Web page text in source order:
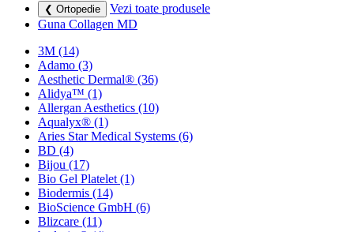
❮ Ortopedie
Vezi toate produsele
Guna Collagen MD
3M (14)
Adamo (3)
Aesthetic Dermal® (36)
Alidya™ (1)
Allergan Aesthetics (10)
Aqualyx® (1)
Aries Star Medical Systems (6)
BD (4)
Bijou (17)
Bio Gel Platelet (1)
Biodermis (14)
BioScience GmbH (6)
Blizcare (11)